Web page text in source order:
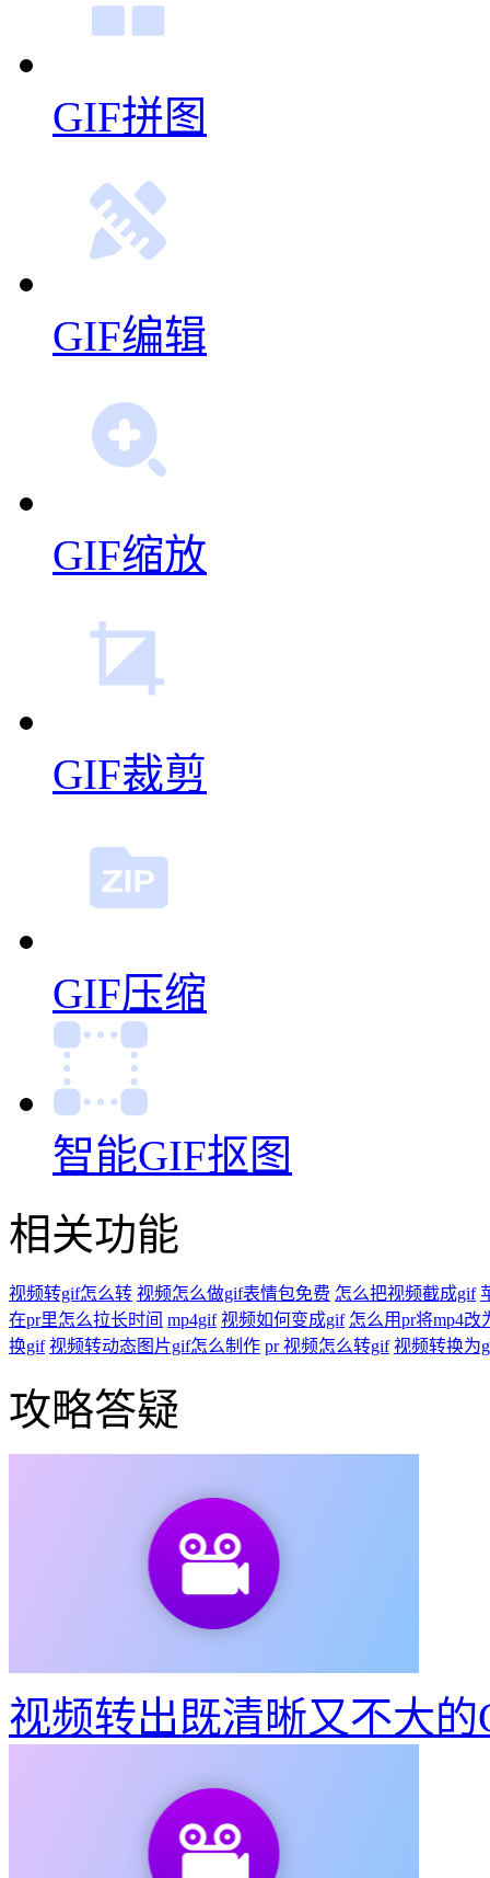
GIF编辑
GIF缩放
GIF裁剪
GIF压缩
智能GIF抠图
相关功能
视频转gif怎么转 视频怎么做gif表情包免费
在pr里怎么拉长时间 mp4gif 视频如何变成gif
攻略答疑
视频转出既清晰又不大
如何制作建党100周年宣